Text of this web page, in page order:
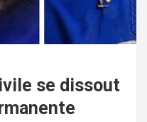
se dissout